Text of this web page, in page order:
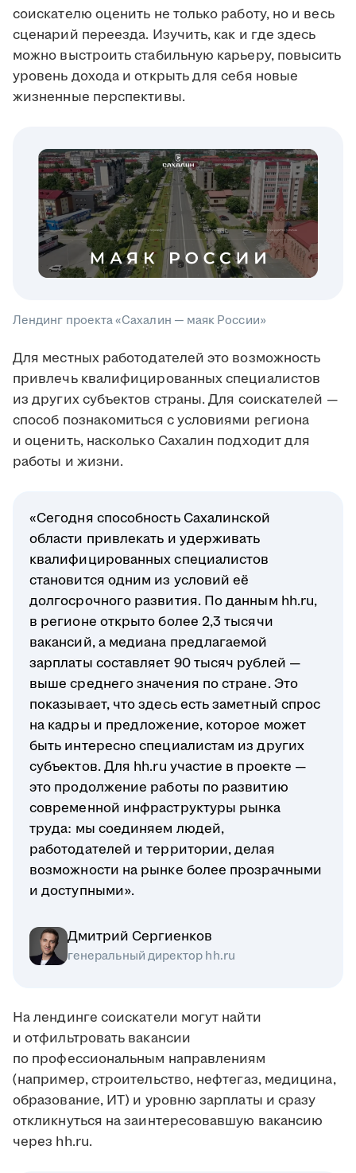
соискателю оценить не только работу, но и весь
сценарий переезда. Изучить, как и где здесь
можно выстроить стабильную карьеру, повысить
уровень дохода и открыть для себя новые
жизненные перспективы.
Лендинг проекта «Сахалин — маяк России»
Для местных работодателей это возможность
привлечь квалифицированных специалистов
из других субъектов страны. Для соискателей —
способ познакомиться с условиями региона
и оценить, насколько Сахалин подходит для
работы и жизни.
«Сегодня способность Сахалинской
области привлекать и удерживать
квалифицированных специалистов
становится одним из условий её
долгосрочного развития. По данным hh.ru,
в регионе открыто более 2,3 тысячи
вакансий, а медиана предлагаемой
зарплаты составляет 90 тысяч рублей —
выше среднего значения по стране. Это
показывает, что здесь есть заметный спрос
на кадры и предложение, которое может
быть интересно специалистам из других
субъектов. Для hh.ru участие в проекте —
это продолжение работы по развитию
современной инфраструктуры рынка
труда: мы соединяем людей,
работодателей и территории, делая
возможности на рынке более прозрачными
и доступными».
Дмитрий Сергиенков
генеральный директор hh.ru
На лендинге соискатели могут найти
и отфильтровать вакансии
по профессиональным направлениям
(например, строительство, нефтегаз, медицина,
образование, ИТ) и уровню зарплаты и сразу
откликнуться на заинтересовавшую вакансию
через hh.ru.